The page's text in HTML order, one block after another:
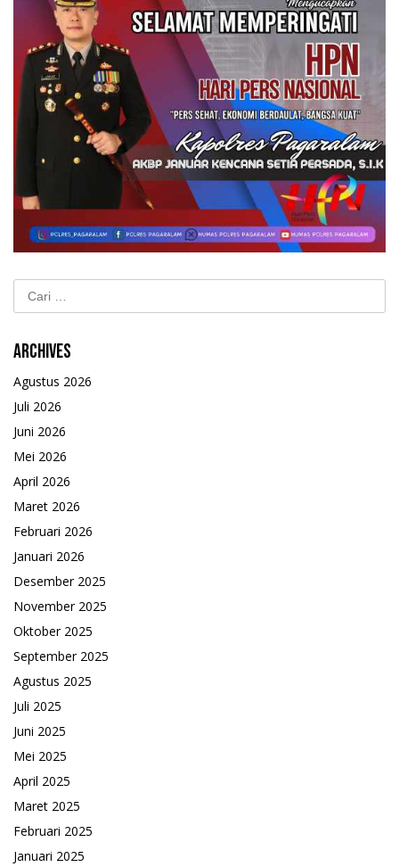
Cari
untuk:
Archives
Agustus 2026
Juli 2026
Juni 2026
Mei 2026
April 2026
Maret 2026
Februari 2026
Januari 2026
Desember 2025
November 2025
Oktober 2025
September 2025
Agustus 2025
Juli 2025
Juni 2025
Mei 2025
April 2025
Maret 2025
Februari 2025
Januari 2025